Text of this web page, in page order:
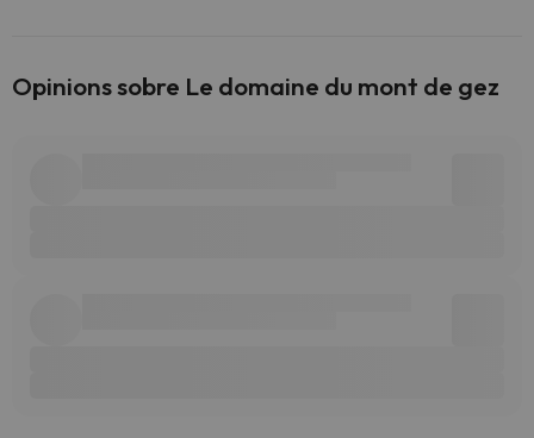
Opinions sobre Le domaine du mont de gez